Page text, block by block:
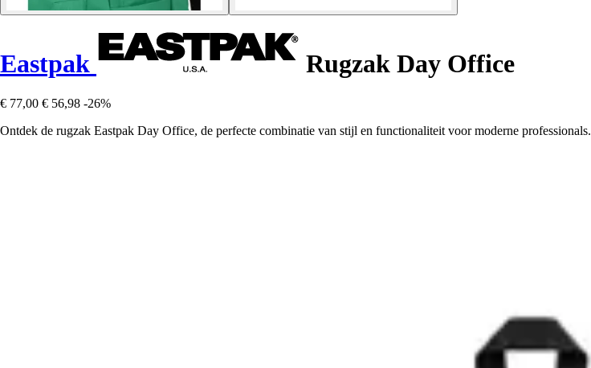
Eastpak Rugzak Day Office
€ 77,00 € 56,98 -26%
Ontdek de rugzak Eastpak Day Office, de perfecte combinatie van stijl en functionaliteit voor moderne professionals.